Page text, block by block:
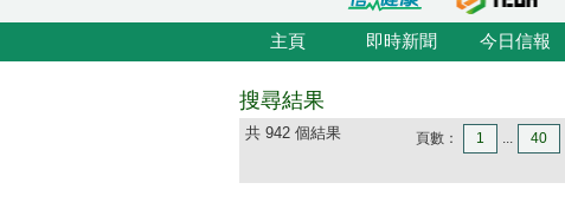
主頁 即時新聞 今日信報
搜尋結果
共 942 個結果 頁數： 1 ... 40